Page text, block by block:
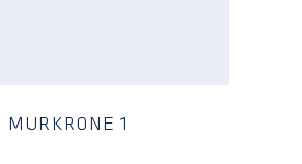
MURKRONE 1